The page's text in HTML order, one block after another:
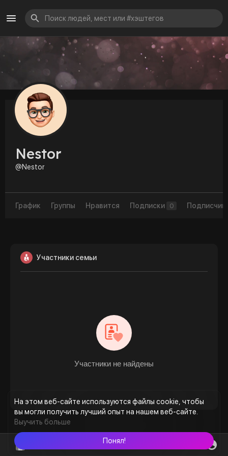
На этом веб-сайте используются файлы cookie, чтобы
вы могли получить лучший опыт на нашем веб-сайте.
Выучить больше
Понял!
Nestor
@Nestor
График Группы Нравится Подписки 0
Участники семьи
Участники не найдены